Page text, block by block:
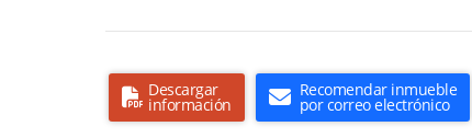
Descargar
información
Recomendar inmueble
por correo electrónico